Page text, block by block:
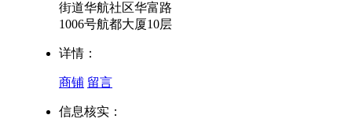
街道华航社区华富路
1006号航都大厦10层
详情：
商铺 留言
信息核实：